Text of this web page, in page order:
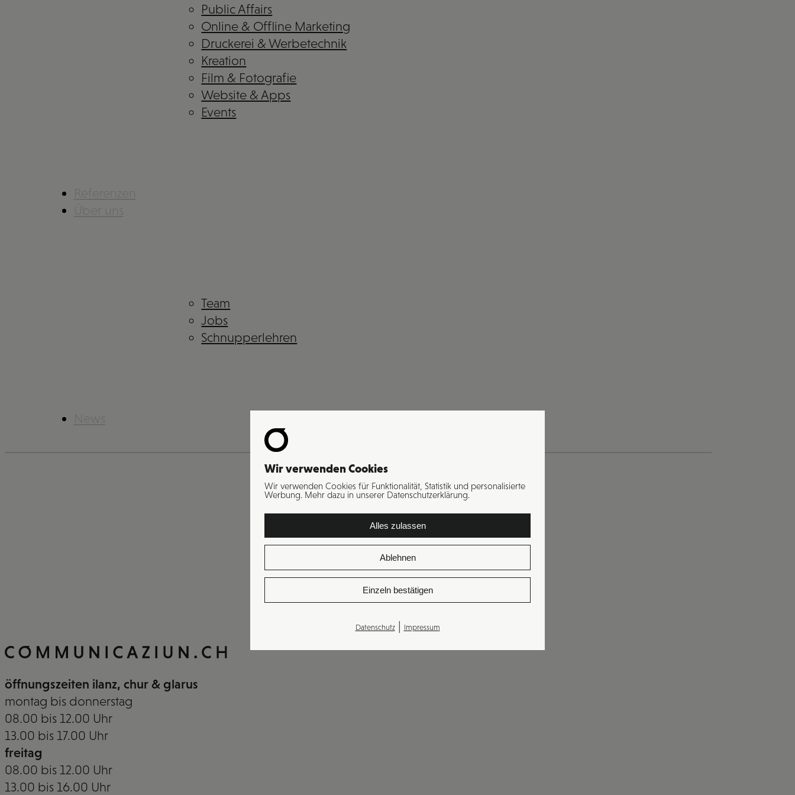
Public Affairs
Online & Offline Marketing
Druckerei & Werbetechnik
Kreation
Film & Fotografie
Website & Apps
Events
Team
Jobs
Schnupperlehren
öffnungszeiten ilanz, chur & glarus
montag bis donnerstag
08.00 bis 12.00 Uhr
13.00 bis 17.00 Uhr
freitag
08.00 bis 12.00 Uhr
13.00 bis 16.00 Uhr
Wir verwenden Cookies
Wir verwenden Cookies für Funktionalität, Statistik und personalisierte
Werbung. Mehr dazu in unserer Datenschutzerklärung.
Alles zulassen
Ablehnen
Einzeln bestätigen
Datenschutz| Impressum